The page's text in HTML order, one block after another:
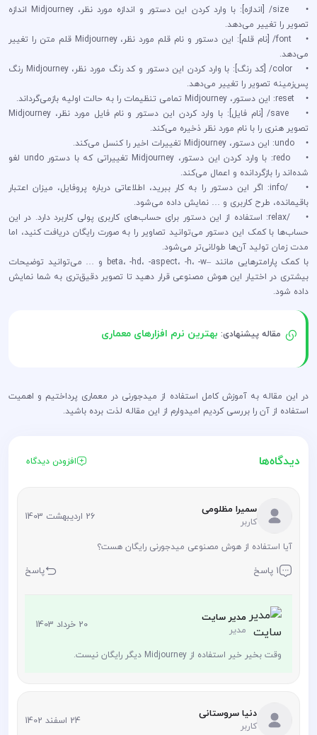
• size/ [اندازه]: با وارد کردن این دستور و اندازه مورد نظر، Midjourney اندازه
تصویر را تغییر می‌دهد.
• font/ [نام قلم]: این دستور و نام قلم مورد نظر، Midjourney قلم متن را تغییر
می‌دهد.
• color/ [کد رنگ]: با وارد کردن این دستور و کد رنگ مورد نظر، Midjourney رنگ
پس‌زمینه تصویر را تغییر می‌دهد.
• reset: این دستور، Midjourney تمامی تنظیمات را به حالت اولیه بازمی‌گرداند.
• save/ [نام فایل]: با وارد کردن این دستور و نام فایل مورد نظر، Midjourney
تصویر هنری را با نام مورد نظر ذخیره می‌کند.
• undo: این دستور، Midjourney تغییرات اخیر را کنسل می‌کند.
• redo: با وارد کردن این دستور، Midjourney تغییراتی که با دستور undo لغو
شده‌اند را بازگردانده و اعمال می‌کند.
• /info: اگر این دستور را به کار ببرید، اطلاعاتی درباره پروفایل، میزان اعتبار
باقیمانده، طرح کاربری و … نمایش داده می‌شود.
• /relax: استفاده از این دستور برای حساب‌های کاربری پولی کاربرد دارد. در این
حساب‌ها با کمک این دستور می‌توانید تصاویر را به صورت رایگان دریافت کنید، اما
مدت زمان تولید آن‌ها طولانی‌تر می‌شود.
با کمک پارامترهایی مانند –beta، -hd، -aspect، -h، -w و … می‌توانید توضیحات
بیشتری در اختیار این هوش مصنوعی قرار دهید تا تصویر دقیق‌تری به شما نمایش
داده شود.
مقاله پیشنهادی: بهترین نرم افزارهای معماری
در این مقاله به آموزش کامل استفاده از میدجورنی در معماری پرداختیم و اهمیت
استفاده از آن را بررسی کردیم امیدوارم از این مقاله لذت برده باشید.
دیدگاه‌ها افزودن دیدگاه
سمیرا مظلومی
کاربر 26 اردیبهشت 1403
آیا استفاده از هوش مصنوعی میدجورنی رایگان هست؟
1 پاسخ پاسخ
مدیر سایت
مدیر 20 خرداد 1403
وقت بخیر خیر استفاده از Midjourney دیگر رایگان نیست.
دنیا سروستانی
کاربر 24 اسفند 1402